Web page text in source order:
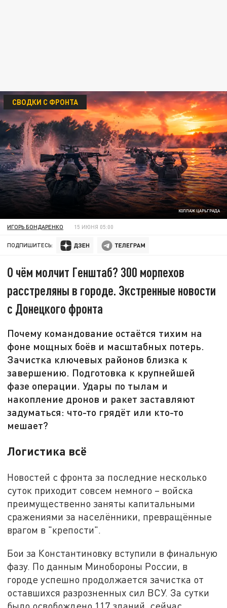
КОЛЛАЖ ЦАРЬГРАДА
СВОДКИ С ФРОНТА
ИГОРЬ БОНДАРЕНКО 15 ИЮНЯ 05:00
ПОДПИШИТЕСЬ:
О чём молчит Генштаб? 300 морпехов
расстреляны в городе. Экстренные новости
с Донецкого фронта
Почему командование остаётся тихим на
фоне мощных боёв и масштабных потерь.
Зачистка ключевых районов близка к
завершению. Подготовка к крупнейшей
фазе операции. Удары по тылам и
накопление дронов и ракет заставляют
задуматься: что-то грядёт или кто-то
мешает?
Логистика всё
Новостей с фронта за последние несколько
суток приходит совсем немного – войска
преимущественно заняты капитальными
сражениями за населённики, превращённые
врагом в "крепости".
Бои за Константиновку вступили в финальную
фазу. По данным Минобороны России, в
городе успешно продолжается зачистка от
оставшихся разрозненных сил ВСУ. За сутки
было освобождено 117 зданий, сейчас